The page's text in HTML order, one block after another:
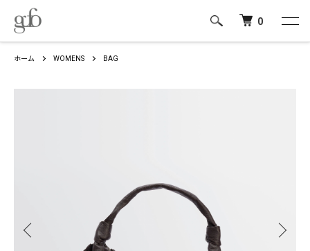
0
ホーム WOMENS BAG